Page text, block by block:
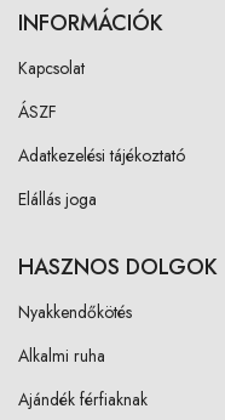
INFORMÁCIÓK
Kapcsolat
ÁSZF
Adatkezelési tájékoztató
Elállás joga
HASZNOS DOLGOK
Nyakkendőkötés
Alkalmi ruha
Ajándék férfiaknak